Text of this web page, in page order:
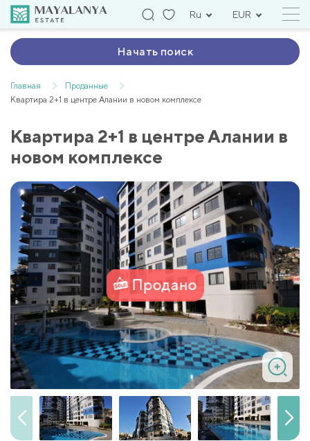
Ru EUR
Начать поиск
Главная
Проданные
Квартира 2+1 в центре Алании в новом комплексе
Квартира 2+1 в центре Алании в
новом комплексе
Продано